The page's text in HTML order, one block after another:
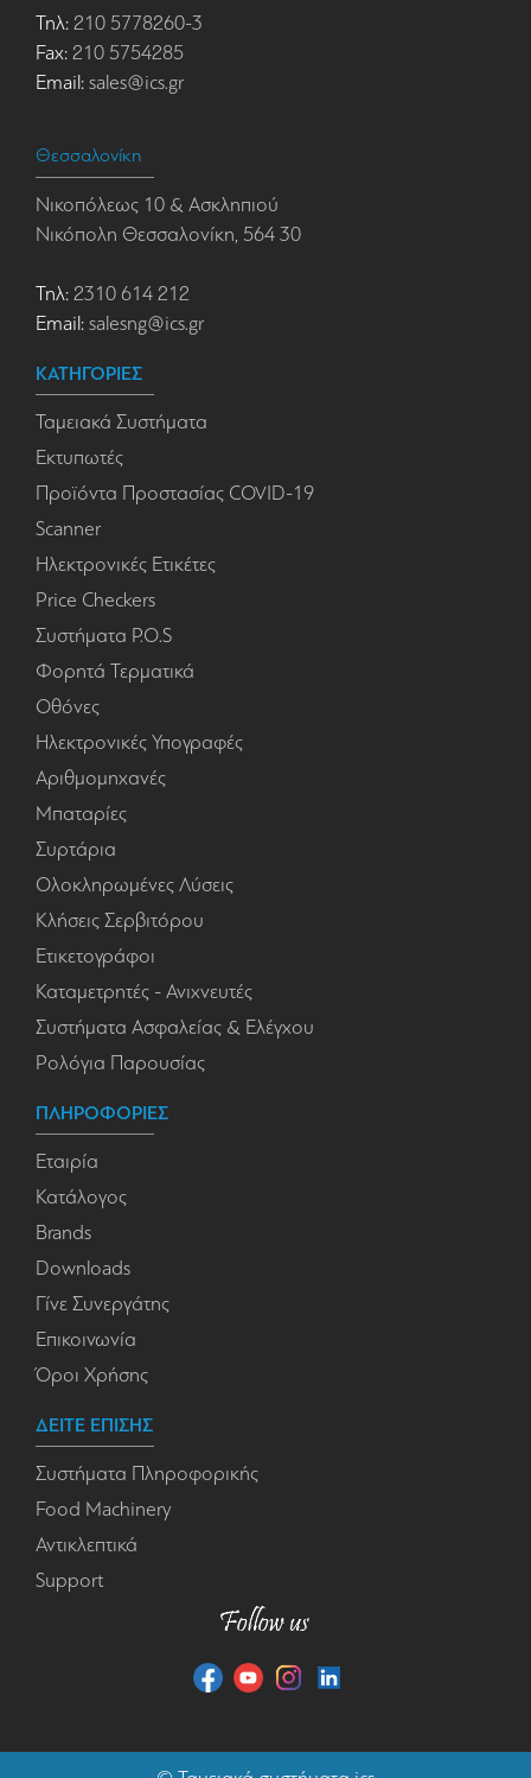
Τηλ: 210 5778260-3
Fax: 210 5754285
Email: sales@ics.gr
Θεσσαλονίκη
Νικοπόλεως 10 & Ασκληπιού
Νικόπολη Θεσσαλονίκη, 564 30
Τηλ: 2310 614 212
Email: salesng@ics.gr
ΚΑΤΗΓΟΡΙΕΣ
Ταμειακά Συστήματα
Εκτυπωτές
Προϊόντα Προστασίας COVID-19
Scanner
Ηλεκτρονικές Ετικέτες
Price Checkers
Συστήματα P.O.S
Φορητά Τερματικά
Οθόνες
Ηλεκτρονικές Υπογραφές
Αριθμομηχανές
Μπαταρίες
Συρτάρια
Ολοκληρωμένες Λύσεις
Κλήσεις Σερβιτόρου
Ετικετογράφοι
Καταμετρητές - Ανιχνευτές
Συστήματα Ασφαλείας & Ελέγχου
Ρολόγια Παρουσίας
ΠΛΗΡΟΦΟΡΙΕΣ
Εταιρία
Κατάλογος
Brands
Downloads
Γίνε Συνεργάτης
Επικοινωνία
Όροι Χρήσης
ΔΕΙΤΕ ΕΠΙΣΗΣ
Συστήματα Πληροφορικής
Food Machinery
Αντικλεπτικά
Support